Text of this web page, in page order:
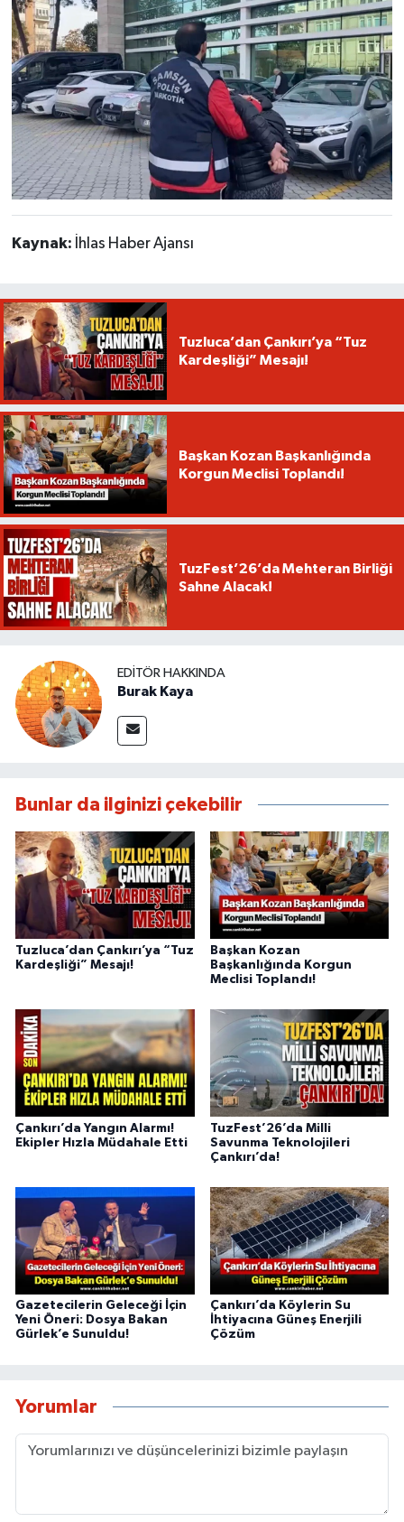
Kaynak: İhlas Haber Ajansı
Tuzluca’dan Çankırı’ya “Tuz
Kardeşliği” Mesajı!
Başkan Kozan Başkanlığında
Korgun Meclisi Toplandı!
TuzFest’26’da Mehteran Birliği
Sahne Alacak!
EDITÖR HAKKINDA
Burak Kaya
Bunlar da ilginizi çekebilir
Tuzluca’dan Çankırı’ya “Tuz
Kardeşliği” Mesajı!
Başkan Kozan
Başkanlığında Korgun
Meclisi Toplandı!
Çankırı’da Yangın Alarmı!
Ekipler Hızla Müdahale Etti
TuzFest’26’da Milli
Savunma Teknolojileri
Çankırı’da!
Gazetecilerin Geleceği İçin
Yeni Öneri: Dosya Bakan
Gürlek’e Sunuldu!
Çankırı’da Köylerin Su
İhtiyacına Güneş Enerjili
Çözüm
Yorumlar